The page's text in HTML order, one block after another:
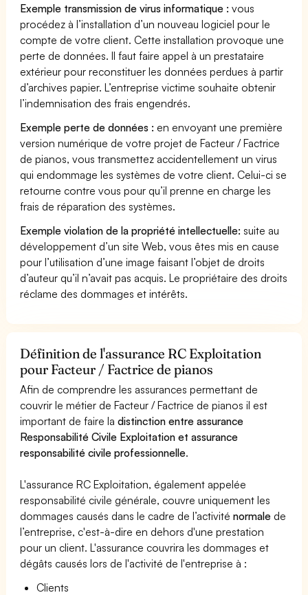
Exemple transmission de virus informatique : vous
procédez à l’installation d’un nouveau logiciel pour le
compte de votre client. Cette installation provoque une
perte de données. Il faut faire appel à un prestataire
extérieur pour reconstituer les données perdues à partir
d’archives papier. L’entreprise victime souhaite obtenir
l’indemnisation des frais engendrés.
Exemple perte de données : en envoyant une première
version numérique de votre projet de Facteur / Factrice
de pianos, vous transmettez accidentellement un virus
qui endommage les systèmes de votre client. Celui-ci se
retourne contre vous pour qu’il prenne en charge les
frais de réparation des systèmes.
Exemple violation de la propriété intellectuelle: suite au
développement d’un site Web, vous êtes mis en cause
pour l’utilisation d’une image faisant l’objet de droits
d’auteur qu’il n’avait pas acquis. Le propriétaire des droits
réclame des dommages et intérêts.
Définition de l'assurance RC Exploitation
pour Facteur / Factrice de pianos
Afin de comprendre les assurances permettant de
couvrir le métier de Facteur / Factrice de pianos il est
important de faire ladistinction entre assurance
Responsabilité Civile Exploitation et assurance
responsabilité civile professionnelle.
L'assurance RC Exploitation, également appelée
responsabilité civile générale, couvre uniquement les
dommages causés dans le cadre de l’activiténormale de
l’entreprise, c'est-à-dire en dehors d'une prestation
pour un client. L'assurance couvrira les dommages et
dégâts causés lors de l'activité de l'entreprise à :
Clients